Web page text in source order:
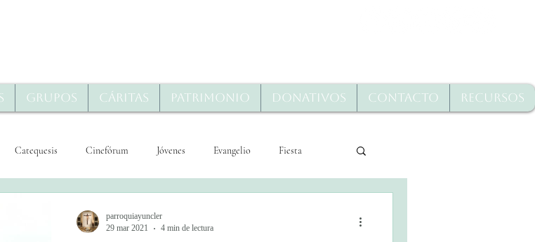
Grupos Cáritas Patrimonio Donativos Contacto Recursos
Catequesis Cinefórum Jóvenes Evangelio Fiesta
parroquiayuncler
29 mar 2021
4 min de lectura